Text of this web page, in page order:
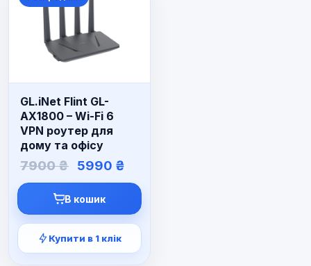
GL.iNet Flint GL-
AX1800 – Wi-Fi 6
VPN роутер для
дому та офісу
7900₴ Оригінальна
ціна:
7900 ₴.
5990 ₴
ціна:
5990 ₴.
В кошик
Купити в 1 клік